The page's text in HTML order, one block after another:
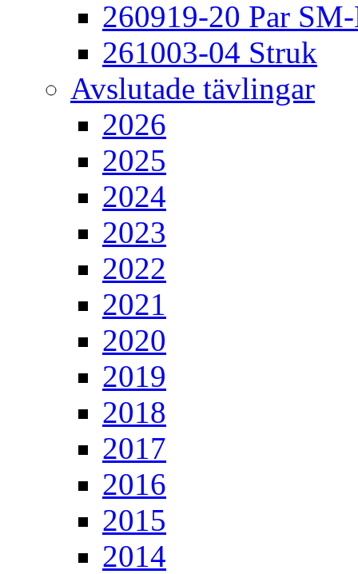
260919-20 Par
261003-04 Struk
Avslutade tävlingar
2026
2025
2024
2023
2022
2021
2020
2019
2018
2017
2016
2015
2014